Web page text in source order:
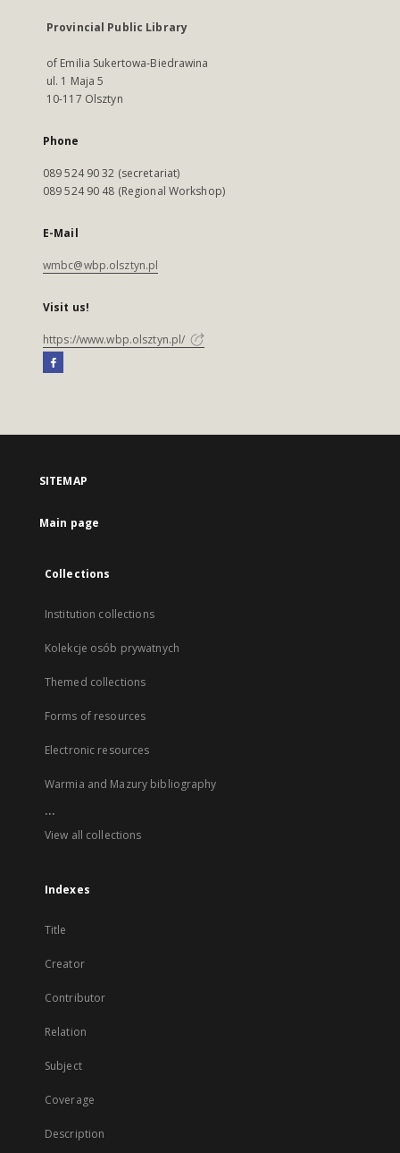
Provincial Public Library
of Emilia Sukertowa-Biedrawina
ul. 1 Maja 5
10-117 Olsztyn
Phone
089 524 90 32 (secretariat)
089 524 90 48 (Regional Workshop)
E-Mail
wmbc@wbp.olsztyn.pl
Visit us!
https://www.wbp.olsztyn.pl/
SITEMAP
Main page
Collections
Institution collections
Kolekcje osób prywatnych
Themed collections
Forms of resources
Electronic resources
Warmia and Mazury bibliography
...
View all collections
Indexes
Title
Creator
Contributor
Relation
Subject
Coverage
Description